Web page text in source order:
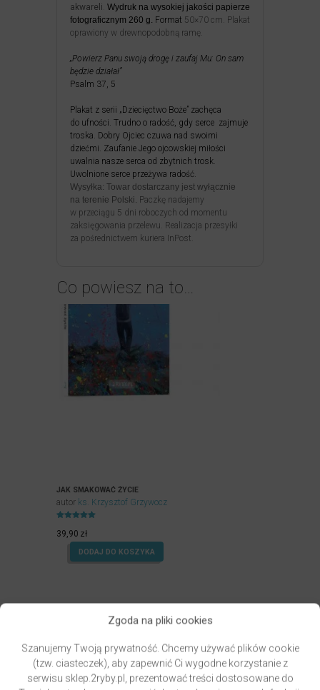
Zgoda na pliki cookies
Szanujemy Twoją prywatność. Chcemy używać plików cookie
(tzw. ciasteczek), aby zapewnić Ci wygodne korzystanie z
serwisu sklep.2ryby.pl, prezentować treści dostosowane do
akwareli Wydruk na wysokiej jakości papierze
fotograficznym 260 g. Format 50×70 cm. Plakat
oprawiony w drewnopodobną ramę.
„Powierz Panu swoją drogę i zaufaj Mu: On sam
będzie działał”
Psalm 37, 5
Plakat z serii „Dziecięctwo Boże” zachęca
do ufności. Trudno o radość, gdy serce zajmuje
troska. Dobry Ojciec czuwa nad swoimi
dziećmi. Zaufanie Jego ojcowskiej miłości
uwalnia nasze serca od zbytnich trosk.
Uwolnione serce przeżywa radość.
Wysyłka: Towar dostarczany jest wyłącznie
na terenie Polski. Paczkę nadajemy
w przeciągu 5 dni roboczych od momentu
zaksięgowania przelewu. Realizacja przesyłki
za pośrednictwem kuriera InPost.
Co powiesz na to…
JAK SMAKOWAĆ ŻYCIE
autor ks. Krzysztof Grzywocz
4.97
na 5.
39,90 zł
DODAJ DO KOSZYKA